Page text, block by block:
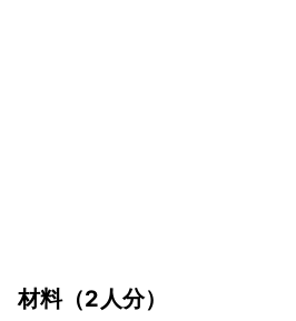
材料（2人分）